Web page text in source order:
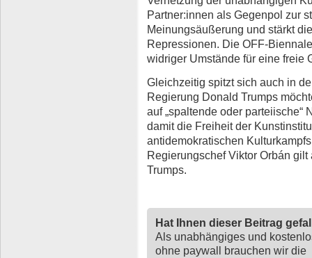
Partner:innen als Gegenpol zur
Meinungsäußerung und stärkt
Repressionen. Die OFF-
widriger Umstände für eine freie
Gleichzeitig spitzt sich auch in
Regierung Donald Trumps
auf „spaltende oder parteiische“
damit die Freiheit der
antidemokratischen
Regierungschef Viktor Orbán
Trumps.
Hat Ihnen dieser Beitrag
Als unabhängiges und
ohne paywall brauchen wir die